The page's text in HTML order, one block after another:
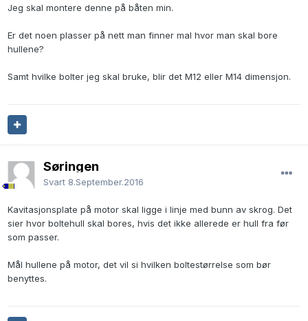
Jeg skal montere denne på båten min.
Er det noen plasser på nett man finner mal hvor man skal bore
hullene?
Samt hvilke bolter jeg skal bruke, blir det M12 eller M14 dimensjon.
Søringen
Svart 8.September.2016
Kavitasjonsplate på motor skal ligge i linje med bunn av skrog. Det
sier hvor boltehull skal bores, hvis det ikke allerede er hull fra før
som passer.
Mål hullene på motor, det vil si hvilken boltestørrelse som bør
benyttes.